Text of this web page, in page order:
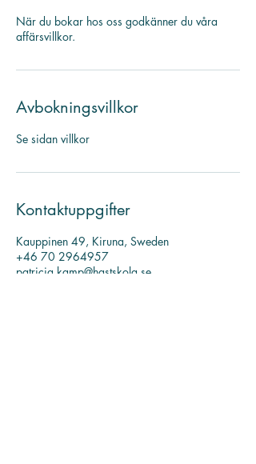
När du bokar hos oss godkänner du våra
Avbokningsvillkor
Se sidan villkor
Kontaktuppgifter
Kauppinen 49, Kiruna, Sweden
+46 70 2964957
patricia.kamp@hastskola.se